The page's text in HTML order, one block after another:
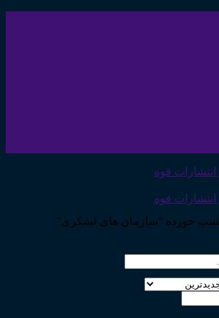
خورده “سازمان های لشکری”